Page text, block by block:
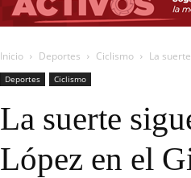
Inicio Deportes Ciclismo La
Deportes Ciclismo
La suerte
López en el